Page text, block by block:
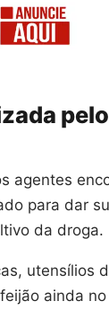
agentes
para dar
da droga.
utensílios
ainda